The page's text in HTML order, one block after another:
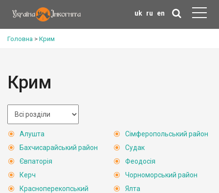
uk ru en
Головна > Крим
Крим
Алушта
Бахчисарайський район
Євпаторія
Керч
Красноперекопський
Сімферопольський район
Судак
Феодосія
Чорноморський район
Ялта